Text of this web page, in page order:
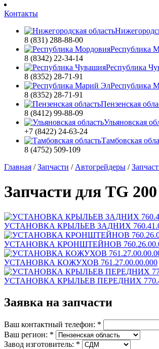
Контакты
8 (831) 288-88-00
Республика
8 (8342) 22-34-14
Республика
8 (8352) 28-71-91
Республика
8 (8352) 28-71-91
Пензенская
8 (8412) 99-88-09
Ульяновская
+7 (8422) 24-63-24
Тамбовская
8 (4752) 509-109
Главная /Запчасти / Автогрейдеры /
Запчасти для TG
УСТАНОВКА КРЫЛЬЕВ ЗАДНИХ
УСТАНОВКА КРОНШТЕЙНОВ
УСТАНОВКА КОЖУХОВ 761.27.00.00.000
УСТАНОВКА КРЫЛЬЕВ ПЕРЕДНИХ
Заявка на запчасти
Ваш контактный телефон: *
Ваш регион: *
Завод изготовитель: *